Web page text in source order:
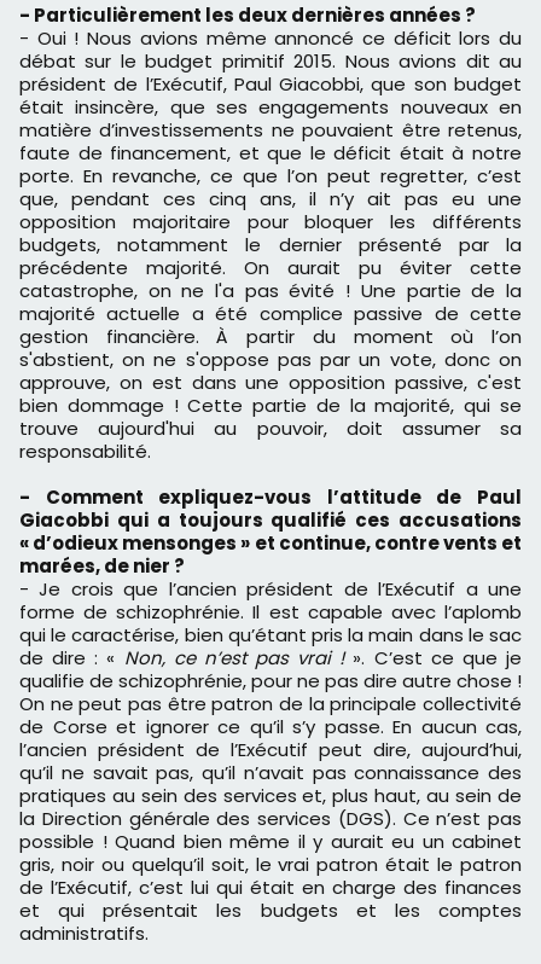
- Particulièrement les deux dernières années ?
- Oui ! Nous avions même annoncé ce déficit lors du
débat sur le budget primitif 2015. Nous avions dit au
président de l’Exécutif, Paul Giacobbi, que son budget
était insincère, que ses engagements nouveaux en
matière d’investissements ne pouvaient être retenus,
faute de financement, et que le déficit était à notre
porte. En revanche, ce que l’on peut regretter, c’est
que, pendant ces cinq ans, il n’y ait pas eu une
opposition majoritaire pour bloquer les différents
budgets, notamment le dernier présenté par la
précédente majorité. On aurait pu éviter cette
catastrophe, on ne l'a pas évité ! Une partie de la
majorité actuelle a été complice passive de cette
gestion financière. À partir du moment où l’on
s'abstient, on ne s'oppose pas par un vote, donc on
approuve, on est dans une opposition passive, c'est
bien dommage ! Cette partie de la majorité, qui se
trouve aujourd'hui au pouvoir, doit assumer sa
responsabilité.
- Comment expliquez-vous l’attitude de Paul
Giacobbi qui a toujours qualifié ces accusations
« d’odieux mensonges » et continue, contre vents et
marées, de nier ?
- Je crois que l’ancien président de l’Exécutif a une
forme de schizophrénie. Il est capable avec l’aplomb
qui le caractérise, bien qu’étant pris la main dans le sac
de dire : « Non, ce n’est pas vrai ! ». C’est ce que je
qualifie de schizophrénie, pour ne pas dire autre chose !
On ne peut pas être patron de la principale collectivité
de Corse et ignorer ce qu’il s’y passe. En aucun cas,
l’ancien président de l’Exécutif peut dire, aujourd’hui,
qu’il ne savait pas, qu’il n’avait pas connaissance des
pratiques au sein des services et, plus haut, au sein de
la Direction générale des services (DGS). Ce n’est pas
possible ! Quand bien même il y aurait eu un cabinet
gris, noir ou quelqu’il soit, le vrai patron était le patron
de l’Exécutif, c’est lui qui était en charge des finances
et qui présentait les budgets et les comptes
administratifs.